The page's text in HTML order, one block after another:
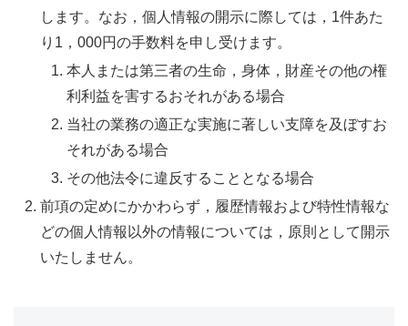
します。なお，個人情報の開示に際しては，1件あた
り1，000円の手数料を申し受けます。
本人または第三者の生命，身体，財産その他の権
利利益を害するおそれがある場合
当社の業務の適正な実施に著しい支障を及ぼすお
それがある場合
その他法令に違反することとなる場合
前項の定めにかかわらず，履歴情報および特性情報な
どの個人情報以外の情報については，原則として開示
いたしません。